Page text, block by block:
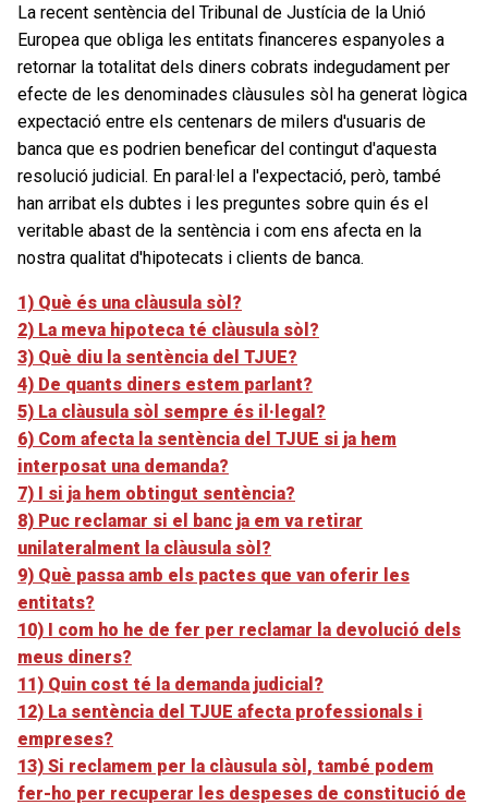
La recent sentència del Tribunal de Justícia de la Unió
Europea que obliga les entitats financeres espanyoles a
retornar la totalitat dels diners cobrats indegudament per
efecte de les denominades clàusules sòl ha generat lògica
expectació entre els centenars de milers d'usuaris de
banca que es podrien beneficar del contingut d'aquesta
resolució judicial. En paral·lel a l'expectació, però, també
han arribat els dubtes i les preguntes sobre quin és el
veritable abast de la sentència i com ens afecta en la
nostra qualitat d'hipotecats i clients de banca.
1) Què és una clàusula sòl?
2) La meva hipoteca té clàusula sòl?
3) Què diu la sentència del TJUE?
4) De quants diners estem parlant?
5) La clàusula sòl sempre és il·legal?
6) Com afecta la sentència del TJUE si ja hem
interposat una demanda?
7) I si ja hem obtingut sentència?
8) Puc reclamar si el banc ja em va retirar
unilateralment la clàusula sòl?
9) Què passa amb els pactes que van oferir les
entitats?
10) I com ho he de fer per reclamar la devolució dels
meus diners?
11) Quin cost té la demanda judicial?
12) La sentència del TJUE afecta professionals i
empreses?
13) Si reclamem per la clàusula sòl, també podem
fer-ho per recuperar les despeses de constitució de